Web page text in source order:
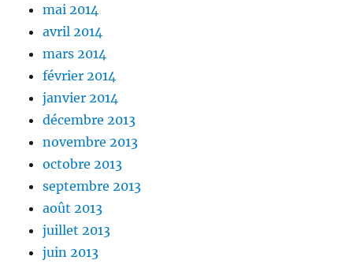
mai 2014
avril 2014
mars 2014
février 2014
janvier 2014
décembre 2013
novembre 2013
octobre 2013
septembre 2013
août 2013
juillet 2013
juin 2013